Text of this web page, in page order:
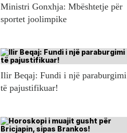
Ministri Gonxhja: Mbështetje për
sportet joolimpike
Ilir Beqaj: Fundi i një paraburgimi
të pajustifikuar!